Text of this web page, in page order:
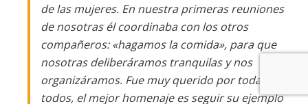
de las mujeres. En nuestra primeras reuniones
de nosotras él coordinaba con los otros
compañeros: «hagamos la comida», para que
nosotras deliberáramos tranquilas y nos
organizáramos. Fue muy querido por todas y
todos, el mejor homenaje es seguir su ejemplo